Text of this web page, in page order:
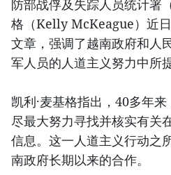
防部战俘及失踪人员统计署
格（Kelly McKeague）近
文章，强调了越南政府和人
军人员的人道主义努力中所
凯利·麦基格指出，40多年
尽最大努力寻找并核实有关
信息。这一人道主义行动之
南政府长期以来的合作。